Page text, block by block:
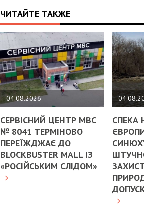
ЧИТАЙТЕ ТАКЖЕ
04.08.2026
СЕРВІСНИЙ ЦЕНТР МВС
№ 8041 ТЕРМІНОВО
ПЕРЕЇЖДЖАЄ ДО
BLOCKBUSTER MALL ІЗ
«РОСІЙСЬКИМ СЛІДОМ»
СПЕКА